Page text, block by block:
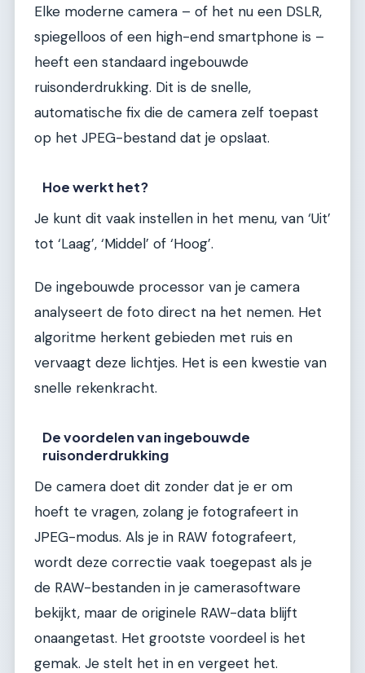
Elke moderne camera – of het nu een DSLR,
spiegelloos of een high-end smartphone is –
heeft een standaard ingebouwde
ruisonderdrukking. Dit is de snelle,
automatische fix die de camera zelf toepast
op het JPEG-bestand dat je opslaat.
Hoe werkt het?
Je kunt dit vaak instellen in het menu, van ‘Uit’
tot ‘Laag’, ‘Middel’ of ‘Hoog’.
De ingebouwde processor van je camera
analyseert de foto direct na het nemen. Het
algoritme herkent gebieden met ruis en
vervaagt deze lichtjes. Het is een kwestie van
snelle rekenkracht.
De voordelen van ingebouwde
ruisonderdrukking
De camera doet dit zonder dat je er om
hoeft te vragen, zolang je fotografeert in
JPEG-modus. Als je in RAW fotografeert,
wordt deze correctie vaak toegepast als je
de RAW-bestanden in je camerasoftware
bekijkt, maar de originele RAW-data blijft
onaangetast. Het grootste voordeel is het
gemak. Je stelt het in en vergeet het.